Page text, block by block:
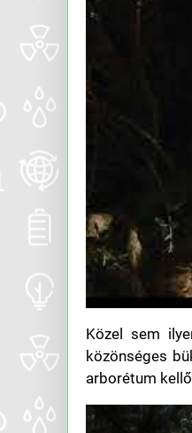
Közel sem
közönséges
arborétum